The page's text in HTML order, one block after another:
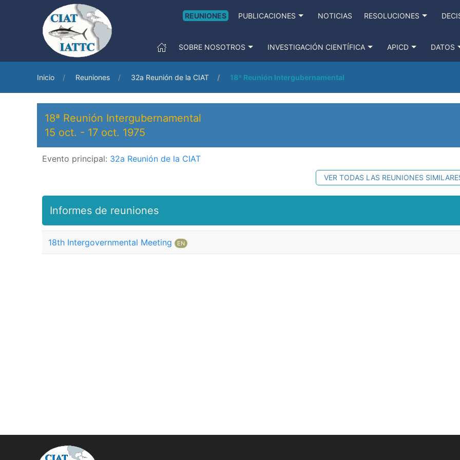
REUNIONES PUBLICACIONES NOTICIAS RESOLUCIONES
SOBRE NOSOTROS INVESTIGACIÓN CIENTÍFICA APICD DATOS
Inicio Reuniones 32a Reunión de la CIAT 18ª Reunión Intergubernamental
18ª Reunión Intergubernamental
15 oct. - 17 oct. 1975
Evento principal: 32a Reunión de la CIAT
VER TODAS LAS REUNIONES
Informes de reuniones
18th Intergovernmental Meeting EN